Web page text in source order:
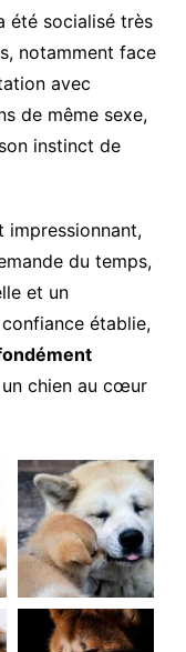
été socialisé très
notamment face
avec
de même sexe,
instinct de
impressionnant,
du temps,
et un
établie,
chien au cœur